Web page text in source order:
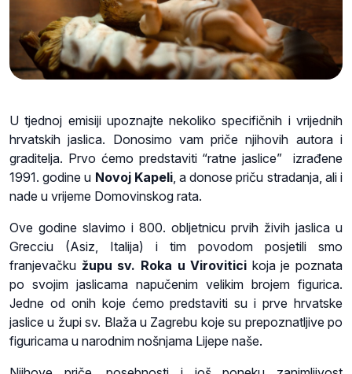
U tjednoj emisiji upoznajte nekoliko specifičnih i vrijednih
hrvatskih jaslica. Donosimo vam priče njihovih autora i
graditelja. Prvo ćemo predstaviti “ratne jaslice” izrađene
1991. godineu Novoj Kapeli, a donose priču stradanja, ali i
nade u vrijeme Domovinskog rata.
Ove godine slavimo i 800. obljetnicu prvih živih jaslica u
Grecciu (Asiz, Italija) i tim povodom posjetili smo
franjevačku župu sv. Roka u Virovitici koja je poznata
po svojim jaslicama napučenim velikim brojem figurica.
Jedne od onih koje ćemo predstaviti su iprve hrvatske
jaslice u župi sv. Blaža u Zagrebu koje su prepoznatljive po
figuricama u narodnim nošnjama Lijepe naše.